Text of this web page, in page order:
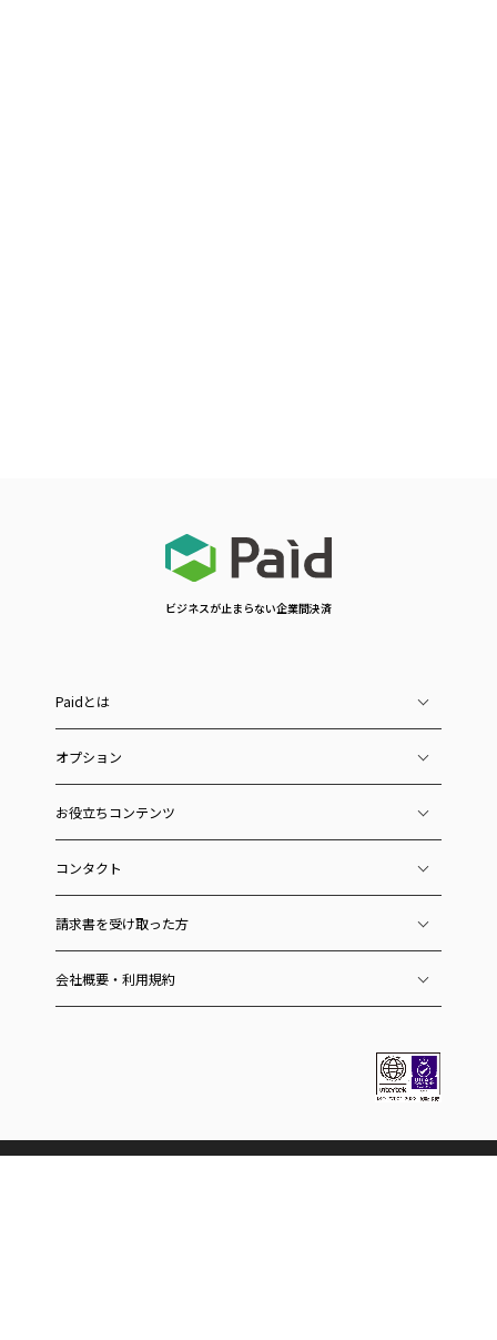
ビジネスが止まらない企業間決済
Paidとは
オプション
お役立ちコンテンツ
コンタクト
請求書を受け取った方
会社概要・利用規約